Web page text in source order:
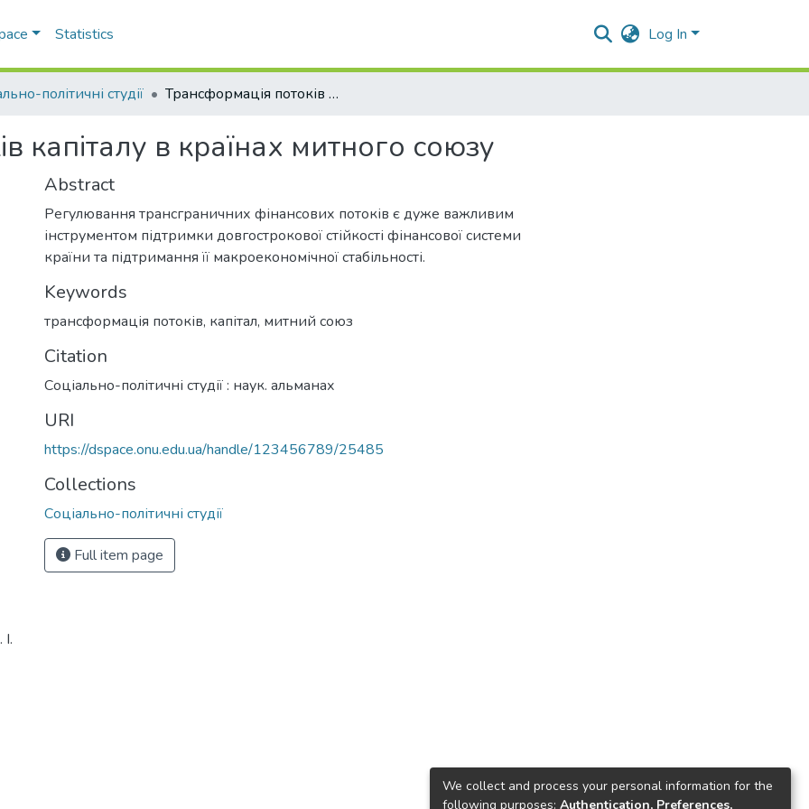
Statistics Log In
політичні студії Трансформація потоків капіталу в країнах митного союзу
капіталу в країнах митного союзу
Abstract
Регулювання трансграничних фінансових потоків є дуже важливим
інструментом підтримки довгострокової стійкості фінансової системи
країни та підтримання її макроекономічної стабільності.
Keywords
трансформація потоків, капітал, митний союз
Citation
Соціально-політичні студії : наук. альманах
URI
https://dspace.onu.edu.ua/handle/123456789/25485
Collections
Соціально-політичні студії
Full item page
We collect and process your personal information for the
following purposes: Authentication, Preferences,